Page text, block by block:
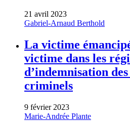
21 avril 2023
Gabriel-Arnaud Berthold
La victime
victime dans les
d’indemnisation
criminels
9 février 2023
Marie-Andrée Plante